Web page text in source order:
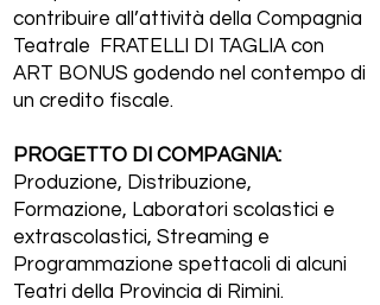
contribuire all’attività della Compagnia
Teatrale
FRATELLI DI TAGLIA con
ART BONUS godendo nel contempo di
un credito fiscale.
PROGETTO DI COMPAGNIA:
Produzione, Distribuzione,
Formazione, Laboratori scolastici e
extrascolastici, Streaming e
Programmazione spettacoli di alcuni
Teatri della Provincia di Rimini.